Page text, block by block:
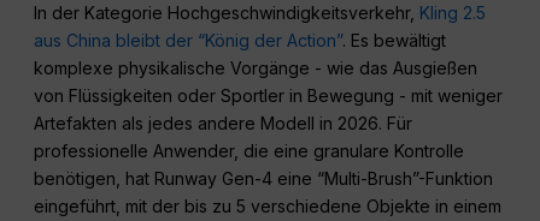
In der Kategorie Hochgeschwindigkeitsverkehr, Kling 2.5
aus China bleibt der “König der Action”. Es bewältigt
komplexe physikalische Vorgänge - wie das Ausgießen
von Flüssigkeiten oder Sportler in Bewegung - mit weniger
Artefakten als jedes andere Modell in 2026. Für
professionelle Anwender, die eine granulare Kontrolle
benötigen, hat Runway Gen-4 eine “Multi-Brush”-Funktion
eingeführt, mit der bis zu 5 verschiedene Objekte in einem